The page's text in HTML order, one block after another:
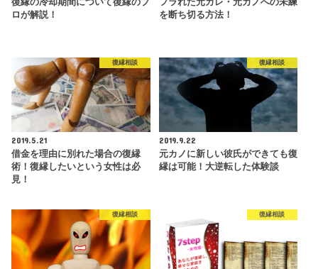
ロが解説！
を断ち切る方法！
復縁相談
2019.5.21
借金を理由に別れた場合の復縁
術！復縁したいという女性は必
見！
復縁相談
2019.9.22
元カノに新しい彼氏ができても復
縁は可能！大逆転した体験談
復縁相談 復縁相談